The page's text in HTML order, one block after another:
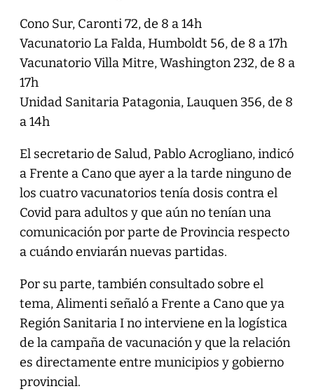
Cono Sur, Caronti 72, de 8 a 14h
Vacunatorio La Falda, Humboldt 56, de 8 a 17h
Vacunatorio Villa Mitre, Washington 232, de 8 a
17h
Unidad Sanitaria Patagonia, Lauquen 356, de 8
a 14h
El secretario de Salud, Pablo Acrogliano, indicó
a Frente a Cano que ayer a la tarde ninguno de
los cuatro vacunatorios tenía dosis contra el
Covid para adultos y que aún no tenían una
comunicación por parte de Provincia respecto
a cuándo enviarán nuevas partidas.
Por su parte, también consultado sobre el
tema, Alimenti señaló a Frente a Cano que ya
Región Sanitaria I no interviene en la logística
de la campaña de vacunación y que la relación
es directamente entre municipios y gobierno
provincial.